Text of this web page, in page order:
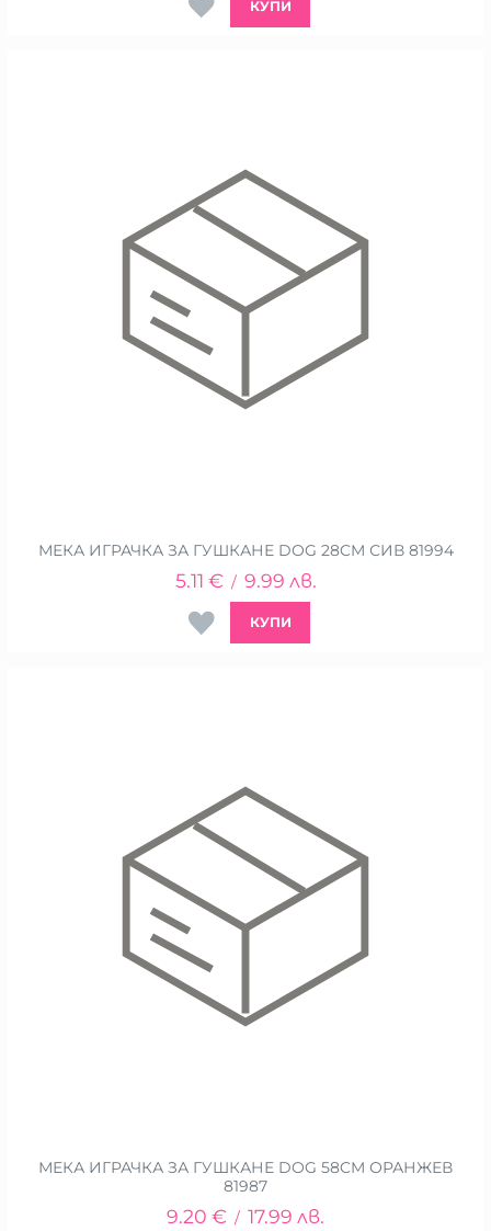
КУПИ
МЕКА ИГРАЧКА ЗА ГУШКАНЕ DOG 28CM СИВ 81994
5.11 € / 9.99 лв.
КУПИ
МЕКА ИГРАЧКА ЗА ГУШКАНЕ DOG 58CM ОРАНЖЕВ
81987
9.20 € / 17.99 лв.